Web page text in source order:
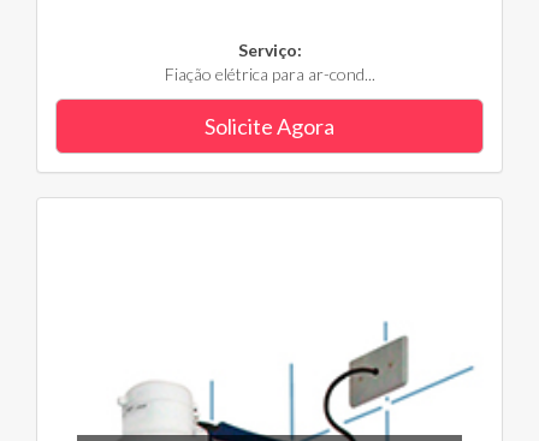
Serviço:
Fiação elétrica para ar-cond...
Solicite Agora